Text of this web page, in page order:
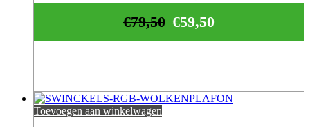
€59,50
€79,50
Toevoegen aan winkelwagen